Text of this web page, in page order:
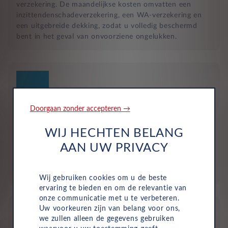
verzekering. De maandelijkse kosten omvatten een
inzittendenschadeverzekering, een WA-verzekering en
een uitgebreide dekking, zodat u volledig beschermd
bent in het geval van onvoorziene ongelukken.
Bij zakelijke lease is de leasemaatschappij eigenaar van
de auto en betaalt u een vast maandbedrag. Hierdoor
Doorgaan zonder accepteren →
WIJ HECHTEN BELANG
AAN UW PRIVACY
Wij gebruiken cookies om u de beste
ervaring te bieden en om de relevantie van
onze communicatie met u te verbeteren.
Uw voorkeuren zijn van belang voor ons,
we zullen alleen de gegevens gebruiken